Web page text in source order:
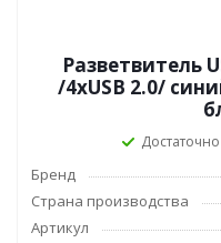
Разветвитель
/4xUSB 2.0/
Достаточно
Бренд
Страна производства
Артикул